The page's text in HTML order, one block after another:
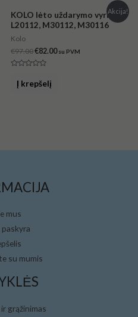
Akcija!
KOLO lėto uždarymo vyriai
L20112, M30112, M30116
Kolo
€97.00
price
was:
€82.00
price
is:
su PVM
Į krepšelį
mus
su mumis
grąžinimas